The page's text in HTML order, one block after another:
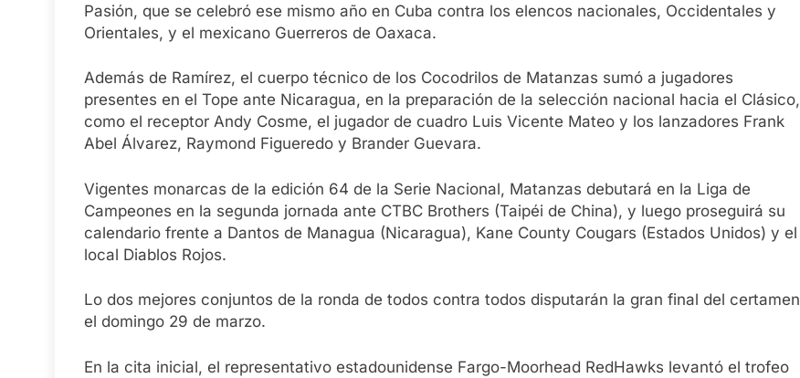
Pasión, que se celebró ese mismo año en Cuba contra los elencos nacionales, Occidentales y
Orientales, y el mexicano Guerreros de Oaxaca.
Además de Ramírez, el cuerpo técnico de los Cocodrilos de Matanzas sumó a jugadores
presentes en el Tope ante Nicaragua, en la preparación de la selección nacional hacia el Clásico,
como el receptor Andy Cosme, el jugador de cuadro Luis Vicente Mateo y los lanzadores Frank
Abel Álvarez, Raymond Figueredo y Brander Guevara.
Vigentes monarcas de la edición 64 de la Serie Nacional, Matanzas debutará en la Liga de
Campeones en la segunda jornada ante CTBC Brothers (Taipéi de China), y luego proseguirá su
calendario frente a Dantos de Managua (Nicaragua), Kane County Cougars (Estados Unidos) y el
local Diablos Rojos.
Lo dos mejores conjuntos de la ronda de todos contra todos disputarán la gran final del certamen
el domingo 29 de marzo.
En la cita inicial, el representativo estadounidense Fargo-Moorhead RedHawks levantó el trofeo